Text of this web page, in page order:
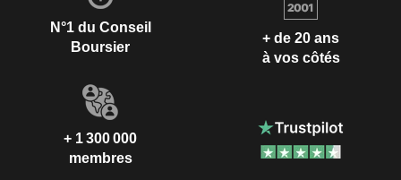
N°1 du Conseil
Boursier
+ de 20 ans
à vos côtés
+ 1 300 000
membres